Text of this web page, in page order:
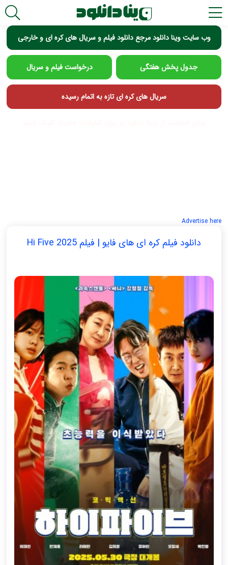
وب سایت وینا دانلود مرجع دانلود فیلم و سریال های کره ای و خارجی
جدول پخش هفتگی درخواست فیلم و سریال
سریال های کره ای تازه به اتمام رسیده
Advertise here
دانلود فیلم کره ای های فایو | فیلم Hi Five 2025